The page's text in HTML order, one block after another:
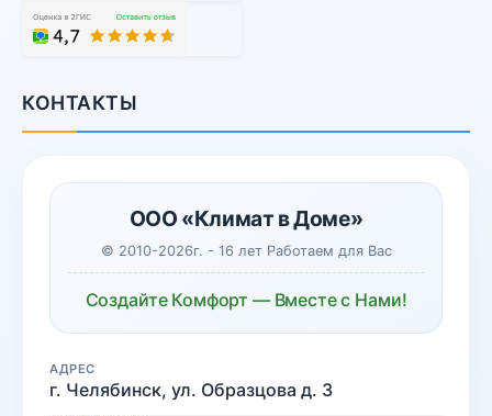
КОНТАКТЫ
ООО «Климат в Доме»
© 2010-2026г. - 16 лет Работаем для Вас
Создайте Комфорт — Вместе с Нами!
АДРЕС
г. Челябинск, ул. Образцова д. 3